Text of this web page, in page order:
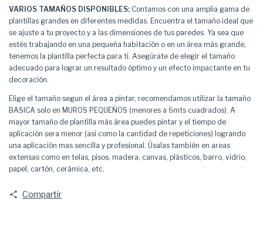
VARIOS TAMAÑOS DISPONIBLES: Contamos con una amplia gama de
plantillas grandes en diferentes medidas. Encuentra el tamaño ideal que
se ajuste a tu proyecto y a las dimensiones de tus paredes. Ya sea que
estés trabajando en una pequeña habitación o en un área más grande,
tenemos la plantilla perfecta para ti. Asegúrate de elegir el tamaño
adecuado para lograr un resultado óptimo y un efecto impactante en tu
decoración.
Elige el tamaño segun el área a pintar, recomendamos utilizar la tamaño
BASICA solo en MUROS PEQUEÑOS (menores a 6mts cuadrados). A
mayor tamaño de plantilla màs àrea puedes pintar y el tiempo de
aplicación sera menor (asi como la cantidad de repeticiones) logrando
una aplicaciòn mas sencilla y profesional. Úsalas tambièn en areas
extensas como en telas, pisos, madera, canvas, plásticos, barro, vidrio,
papel, cartón, cerámica, etc.
Compartir